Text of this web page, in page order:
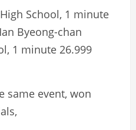
School, 1 minute
Byeong-chan
1 minute 26.999
same event, won